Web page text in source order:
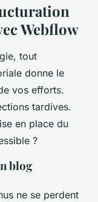
Webflow
tout
donne le
vos efforts.
tardives.
en place du
?
blog
ne se perdent